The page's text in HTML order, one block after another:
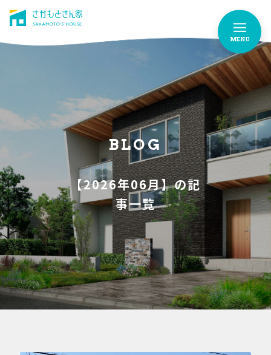
さかもとさん家のこだわり
FEATURES
お家づくりストーリー
OUR STORY
お家作りの流れ
FLOW
イベント情報
よくあるご質問
ブログ
BLOG
MENU
BLOG
【2026年06月】の記
事一覧